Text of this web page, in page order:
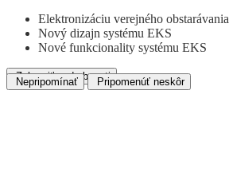
Elektronizáciu verejného obstarávania
Nový dizajn systému EKS
Nové funkcionality systému EKS
Zobraziť podrobnosti
Nepripomínať Pripomenúť neskôr